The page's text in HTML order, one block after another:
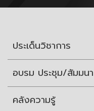
ประเด็นวิชาการ
อบรม ประชุม/สัมมนา
คลังความรู้